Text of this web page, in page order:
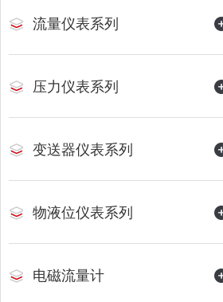
流量仪表系列
压力仪表系列
变送器仪表系列
物液位仪表系列
电磁流量计